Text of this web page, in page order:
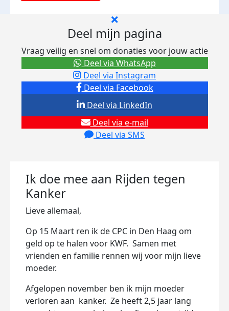
Deel mijn pagina
Vraag veilig en snel om donaties voor jouw actie
Deel via Facebook
Deel via Instagram
Deel via e-mail
Deel via SMS
Deel via LinkedIn
Deel via WhatsApp
Ik doe mee aan Rijden tegen
Kanker
Lieve allemaal,
Op 15 Maart ren ik de CPC in Den Haag om
geld op te halen voor KWF. Samen met
vrienden en familie rennen wij voor mijn lieve
moeder.
Afgelopen november ben ik mijn moeder
verloren aan kanker. Ze heeft 2,5 jaar lang